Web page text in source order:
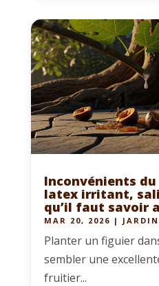
Inconvénients
latex irritant,
qu’il faut savoir
MAR 20, 2026 | JARDIN
Planter un figuier
sembler une
fruitier...